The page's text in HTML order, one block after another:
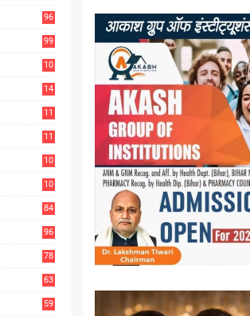
96
99
10
14
11
11
10
10
84
96
78
63
59